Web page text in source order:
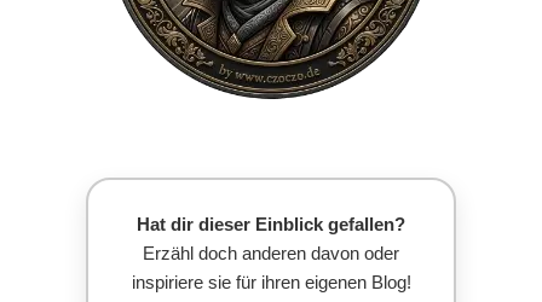
Hat dir dieser Einblick gefallen?
Erzähl doch anderen davon oder
inspiriere sie für ihren eigenen Blog!